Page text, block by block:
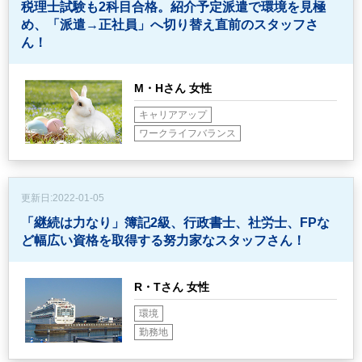
税理士試験も2科目合格。紹介予定派遣で環境を見極
め、
「派遣→正社員」へ切り替え直前のスタッフさ
ん！
M・Hさん 女性
キャリアアップ
ワークライフバランス
更新日:2022-01-05
「継続は力なり」簿記2級、行政書士、社労士、FPな
ど幅広い資格を取得する努力家なスタッフさん！
R・Tさん 女性
環境
勤務地